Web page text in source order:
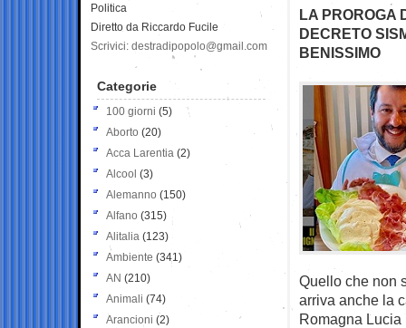
LA PROROGA
DECRETO
BENISSIMO
Quello che non
arriva anche la
Romagna Lucia
Politica
Diretto da Riccardo Fucile
Scrivici: destradipopolo@gmail.com
Categorie
100 giorni (5)
Aborto (20)
Acca Larentia (2)
Alcool (3)
Alemanno (150)
Alfano (315)
Alitalia (123)
Ambiente (341)
AN (210)
Animali (74)
Arancioni (2)